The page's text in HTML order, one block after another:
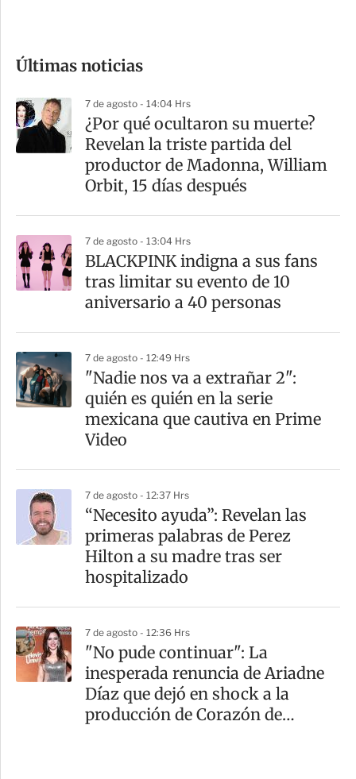
m
a
r
t
Últimas noticias
7 de agosto - 14:04 Hrs
¿Por qué ocultaron su muerte?
Revelan la triste partida del
productor de Madonna, William
Orbit, 15 días después
7 de agosto - 13:04 Hrs
BLACKPINK indigna a sus fans
tras limitar su evento de 10
aniversario a 40 personas
7 de agosto - 12:49 Hrs
"Nadie nos va a extrañar 2":
quién es quién en la serie
mexicana que cautiva en Prime
Video
7 de agosto - 12:37 Hrs
“Necesito ayuda”: Revelan las
primeras palabras de Perez
Hilton a su madre tras ser
hospitalizado
7 de agosto - 12:36 Hrs
"No pude continuar": La
inesperada renuncia de Ariadne
Díaz que dejó en shock a la
producción de Corazón de